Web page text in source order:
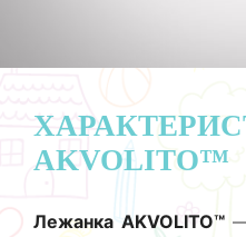
AKVOLITO™
Лежанка AKVOLITO™—